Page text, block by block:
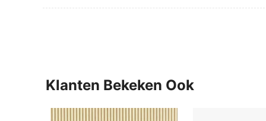
Klanten Bekeken Ook